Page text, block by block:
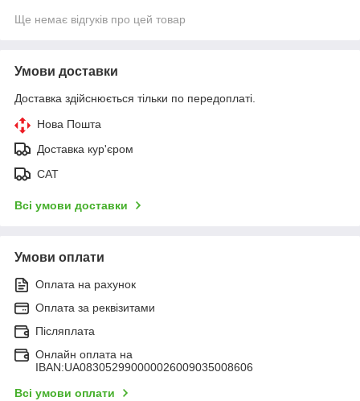
Ще немає відгуків про цей товар
Умови доставки
Доставка здійснюється тільки по передоплаті.
Нова Пошта
Доставка кур'єром
САТ
Всі умови доставки
Умови оплати
Оплата на рахунок
Оплата за реквізитами
Післяплата
Онлайн оплата на
IBAN:UA083052990000026009035008606
Всі умови оплати